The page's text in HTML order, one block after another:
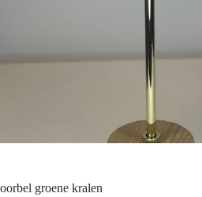
oorbel groene kralen